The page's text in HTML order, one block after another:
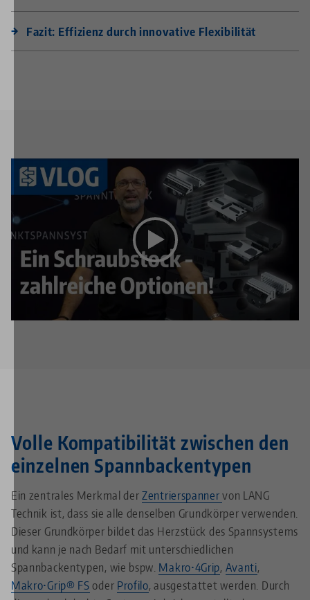
Fazit: Effizienz durch innovative Flexibilität
Dieses Video wird durch Youtube bereitgestellt. Um
sich das Video anzusehen, aktivieren Sie in den
Datenschutz-Einstellungendie Media-Cookies.
Volle Kompatibilität zwischen den
einzelnen Spannbackentypen
Ein zentrales Merkmal derZentrierspannervon LANG
Technik ist, dass sie alle denselben Grundkörper verwenden.
Dieser Grundkörper bildet das Herzstück des Spannsystems
und kann je nach Bedarf mit unterschiedlichen
Spannbackentypen, wie bspw. Makro•4Grip, Avanti,
Makro•Grip® FSoder Profilo, ausgestattet werden. Durch